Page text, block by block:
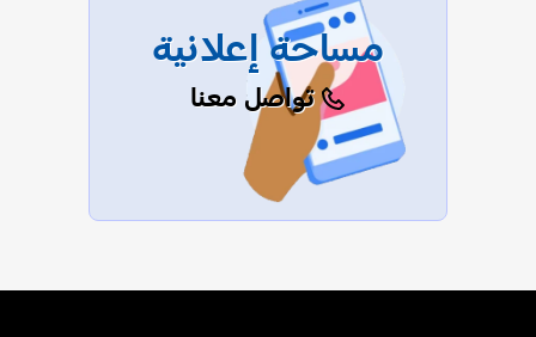
مساحة إعلانية
تواصل معنا